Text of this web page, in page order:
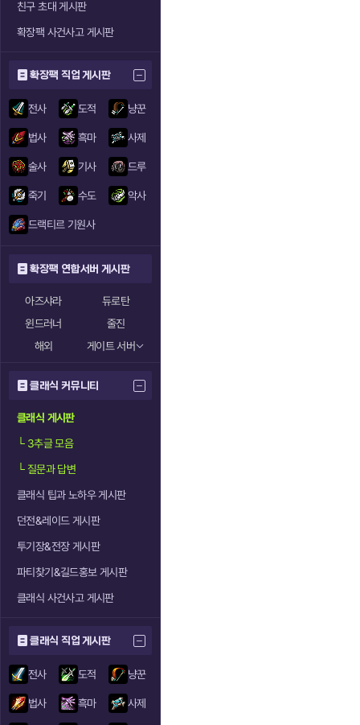
친구 초대 게시판
확장팩 사건사고 게시판
확장팩 직업 게시판
전사 도적 냥꾼
법사 흑마 사제
술사 기사 드루
죽기 수도 악사
드랙티르 기원사
확장팩 연합서버 게시판
아즈샤라
듀로탄
윈드러너
줄진
해외
게이트 서버
클래식 커뮤니티
클래식 게시판
└3추글 모음
└질문과 답변
클래식 팁과 노하우 게시판
던전&레이드 게시판
투기장&전장 게시판
파티찾기&길드홍보 게시판
클래식 사건사고 게시판
클래식 직업 게시판
전사 도적 냥꾼
법사 흑마 사제